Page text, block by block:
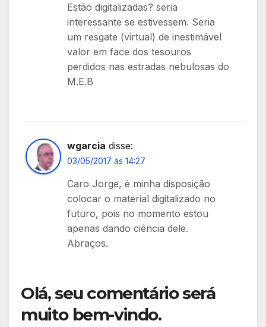
Estão digitalizadas? seria
interessante se estivessem. Seria
um resgate (virtual) de inestimável
valor em face dos tesouros
perdidos nas estradas nebulosas do
M.E.B
wgarcia disse:
03/05/2017 às 14:27
Caro Jorge, é minha disposição
colocar o material digitalizado no
futuro, pois no momento estou
apenas dando ciência dele.
Abraços.
Olá, seu comentário será
muito bem-vindo.